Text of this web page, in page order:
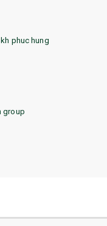
phuc hung
group